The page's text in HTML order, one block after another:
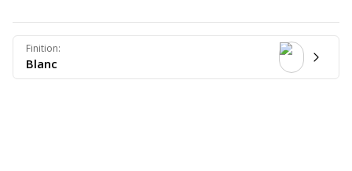
Finition:
Blanc